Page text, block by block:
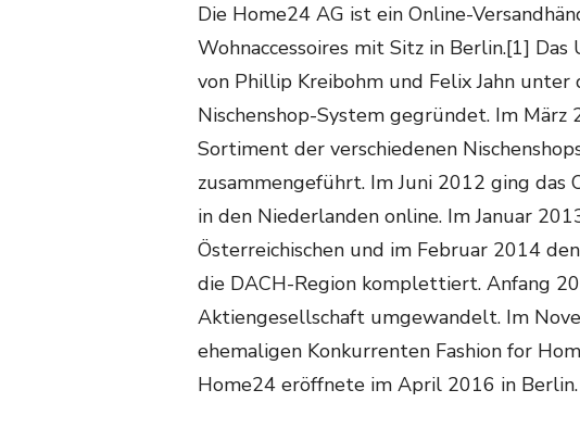
Die Home24 AG ist ein Online-
Wohnaccessoires mit Sitz in Berlin.[1]
von Phillip Kreibohm und Felix Jahn unter
Nischenshop-System gegründet. Im
Sortiment der verschiedenen
zusammengeführt. Im Juni 2012 ging das
in den Niederlanden online. Im Januar
Österreichischen und im Februar 2014
die DACH-Region komplettiert. Anfang
Aktiengesellschaft umgewandelt. Im
ehemaligen Konkurrenten Fashion for
Home24 eröffnete im April 2016 in Berlin.